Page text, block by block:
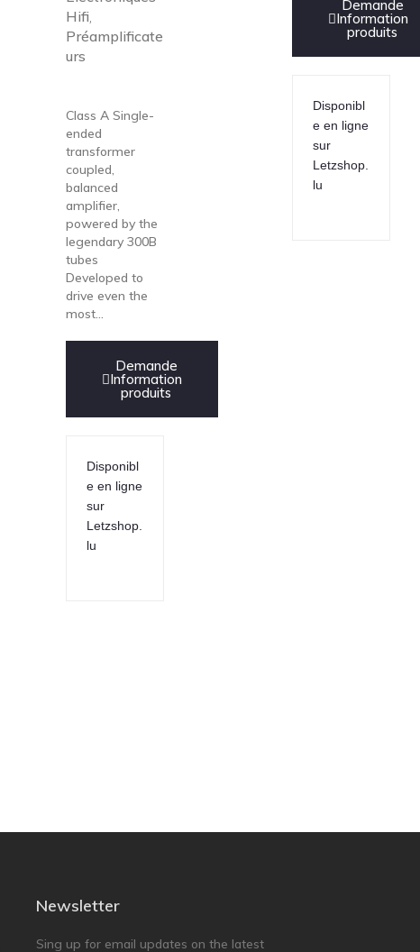
Hifi
Préamplificate
urs
Class A Single-
ended
transformer
coupled,
balanced
amplifier,
powered by the
legendary 300B
tubes
Developed to
drive even the
most...
Demande
Information
produits
Disponibl
e en ligne
sur
Letzshop.
lu
Demande
Information
produits
Disponibl
e en ligne
sur
Letzshop.
lu
Newsletter
Sing up for email updates on the latest